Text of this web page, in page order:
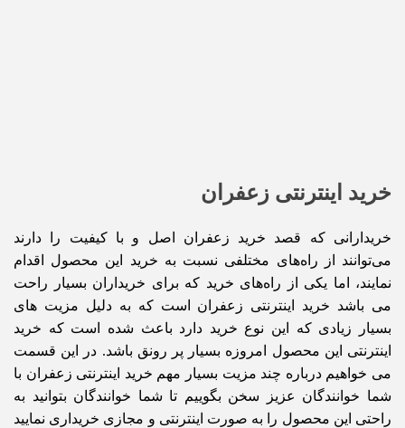
خرید اینترنتی زعفران
خریدارانی که قصد خرید زعفران اصل و با کیفیت را دارند
می‌توانند از راه‌های مختلفی نسبت به خرید این محصول اقدام
نمایند، اما یکی از راه‌های خرید که برای خریداران بسیار راحت
می باشد خرید اینترنتی زعفران است که به دلیل مزیت های
بسیار زیادی که این نوع خرید دارد باعث شده است که خرید
اینترنتی این محصول امروزه بسیار پر رونق باشد. در این قسمت
می خواهیم درباره چند مزیت بسیار مهم خرید اینترنتی زعفران با
شما خوانندگان عزیز سخن بگوییم تا شما خوانندگان بتوانید به
راحتی این محصول را به صورت اینترنتی و مجازی خریداری نمایید